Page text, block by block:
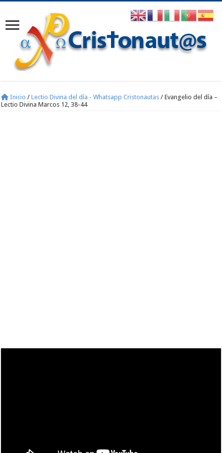
Inicio / Lectio Divina del día - Whatsapp Cristonautas / Evangelio del día –
Lectio Divina Marcos 12, 38-44